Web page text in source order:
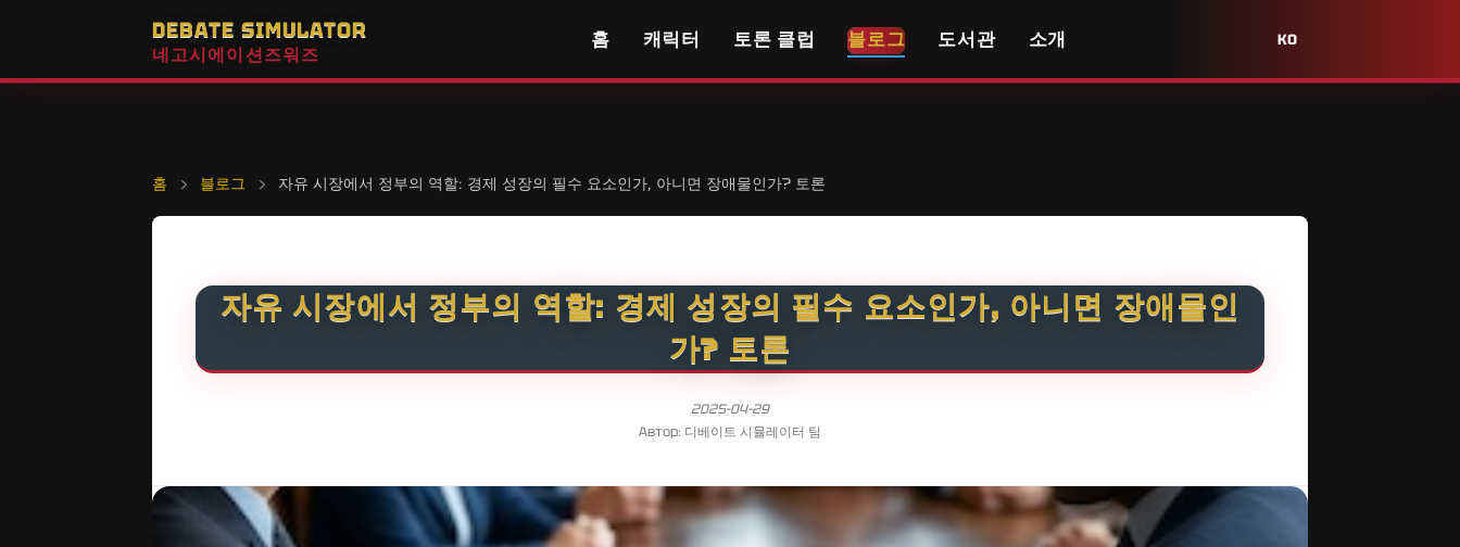
DEBATE SIMULATOR
네고시에이션즈워즈
홈 캐릭터 토론 클럽 블로그 도서관 소개 KO
홈 › 블로그 › 자유 시장에서 정부의 역할: 경제 성장의 필수 요소인가, 아니면 장애물인가? 토론
자유 시장에서 정부의 역할: 경제 성장의 필수 요소인가, 아니면 장애물인
가? 토론
2025-04-29
Автор: 디베이트 시뮬레이터 팀